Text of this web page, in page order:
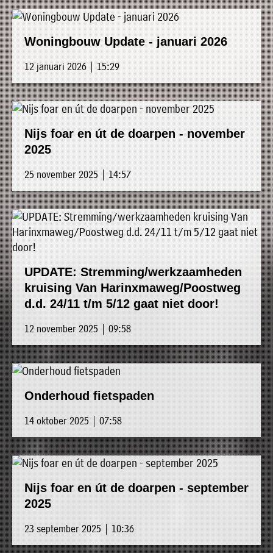
Woningbouw Update - januari 2026
12 januari 2026 | 15:29
Nijs foar en út de doarpen - november
2025
25 november 2025 | 14:57
UPDATE: Stremming/werkzaamheden
kruising Van Harinxmaweg/Poostweg
d.d. 24/11 t/m 5/12 gaat niet door!
12 november 2025 | 09:58
Onderhoud fietspaden
14 oktober 2025 | 07:58
Nijs foar en út de doarpen - september
2025
23 september 2025 | 10:36